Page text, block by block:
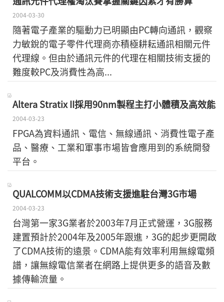
2004-03-30
隨著電子產業的驅動力已明顯由PC轉向通訊，觀察
力敏銳的電子零件代理商亦積極耕耘通訊相關元件
代理線。但由於通訊元件的代理在相關技術支援的
難度較PC及消費性為高...
Altera Stratix II採用90nm製程主打小體積及高效能
2004-03-23
FPGA為資料通訊、電信、無線通訊、消費性電子產
品、醫療、工業和軍事市場皆會應用到的系統開發
平台。
QUALCOMM以CDMA技術支援進駐台灣3G市場
2004-03-23
台灣第一家3G業者於2003年7月正式營運，3G服務
建置預計於2004年及2005年跟進，3G的起步更開啟
了CDMA技術的遠景。CDMA能有效率利用無線電頻
譜，讓無線電信業者在網路上提供更多的語音及數
據傳輸流量。